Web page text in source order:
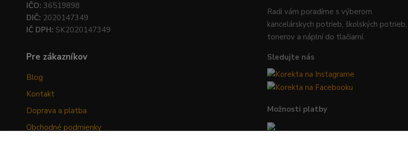
IČO: 36519898
DIČ: 2020147349
IČ DPH: SK2020147349
Pre zákazníkov
Blog
Kontakt
Doprava a platba
Obchodné podmienky
Radi vám poradíme s výberom
kancelárskych potrieb, školských potrieb,
tonerov a náplní do tlačiarní.
Sledujte nás
Možnosti platby